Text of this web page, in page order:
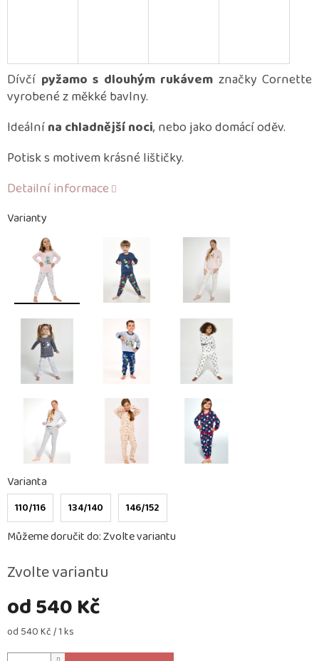
od540 Kč
Měrná
od 540 Kč / 1 ks
Zvolte variantu
Varianty
Varianta
110/116 134/140 146/152
Můžeme doručit do:Zvolte variantu
Dívčí pyžamo s dlouhým rukávem značky Cornette
vyrobené z měkké bavlny.
Ideálnína chladnější noci, nebo jako domácí oděv.
Potisk s motivem krásné lištičky.
Detailní informace